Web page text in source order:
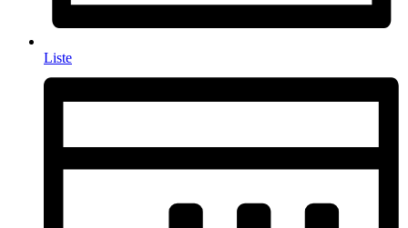
Liste